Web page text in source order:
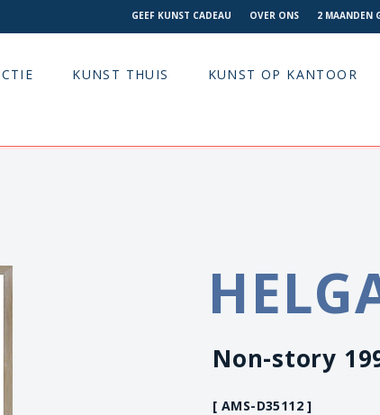
GEEF KUNST CADEAU OVER ONS 2 MAANDEN
KUNST THUIS KUNST OP KANTOOR
Non-story
[ AMS-D35112 ]